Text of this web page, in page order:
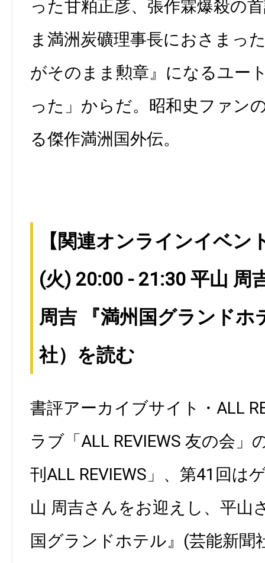
った甘粕正彦、張作霖爆殺の
ま満洲炭礦理事長におさまっ
がそのまま勲章』になるユー
った」からだ。昭和史ファン
る傑作満洲国外伝。
【関連オンラインイベ
(火) 20:00 - 21:30 平山 周
周吉 『満州国グランドホ
社）を読む
書評アーカイブサイト・ALL
ラブ「ALL REVIEWS 友の会」
刊ALL REVIEWS」、第41回は
山 周吉さんをお迎えし、平山
国グランドホテル』(芸能新聞